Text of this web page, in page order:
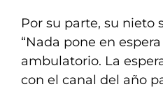
Por su parte, su nieto
“Nada pone en
ambulatorio. La
con el canal del año